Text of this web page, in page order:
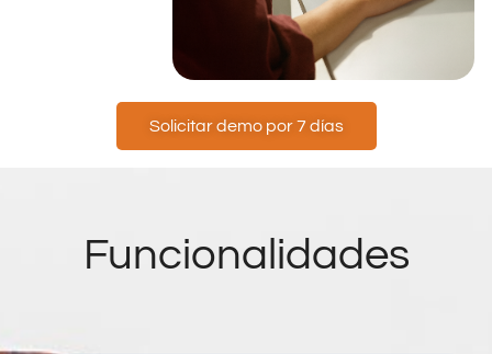
Solicitar demo por 7 días
Funcionalidades